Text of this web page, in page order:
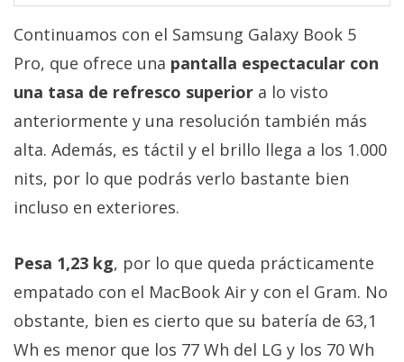
Continuamos con el Samsung Galaxy Book 5
Pro, que ofrece una pantalla espectacular con
una tasa de refresco superior a lo visto
anteriormente y una resolución también más
alta. Además, es táctil y el brillo llega a los 1.000
nits, por lo que podrás verlo bastante bien
incluso en exteriores.
Pesa 1,23 kg, por lo que queda prácticamente
empatado con el MacBook Air y con el Gram. No
obstante, bien es cierto que su batería de 63,1
Wh es menor que los 77 Wh del LG y los 70 Wh